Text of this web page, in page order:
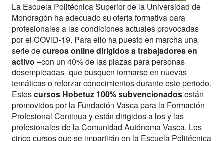
La Escuela Politécnica Superior de la Universidad de
Mondragón ha adecuado su oferta formativa para
profesionales a las condiciones actuales provocadas
por el COVID-19. Para ello ha puesto en marcha una
serie decursos online dirigidos a trabajadores en
activo –con un 40% de las plazas para personas
desempleadas- que busquen formarse en nuevas
temáticas o reforzar conocimientos durante este periodo.
Estoscursos Hobetuz 100% subvencionadosestán
promovidos por la Fundación Vasca para la Formación
Profesional Continua y están dirigidos a los y las
profesionales de la Comunidad Autónoma Vasca. Los
cinco cursos que se impartirán en la Escuela Politécnica